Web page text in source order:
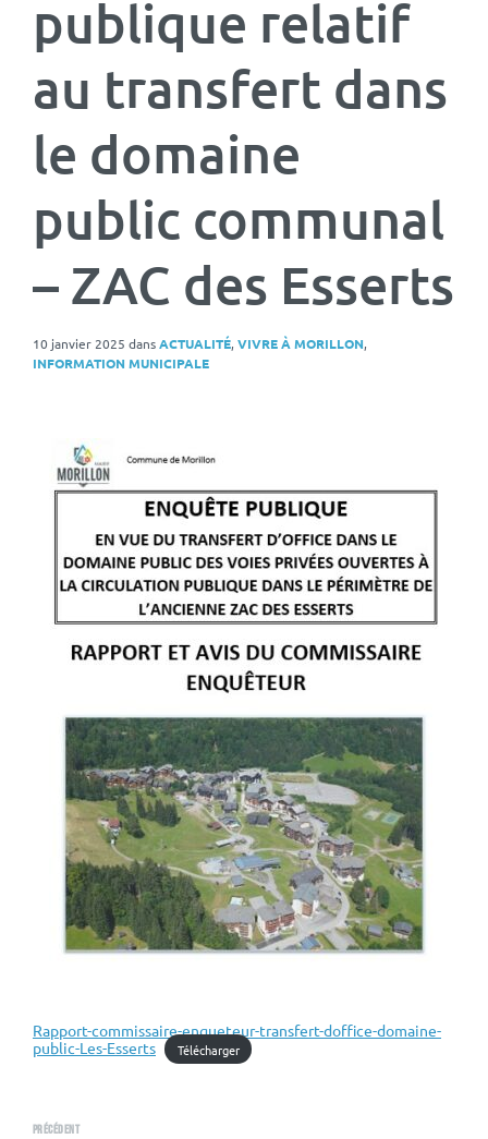
publique relatif
au transfert dans
le domaine
public communal
– ZAC des Esserts
10 janvier 2025 dansACTUALITÉ, VIVRE À MORILLON,
INFORMATION MUNICIPALE
Rapport-commissaire-enqueteur-transfert-doffice-domaine-
public-Les-Esserts
Télécharger
Précédent